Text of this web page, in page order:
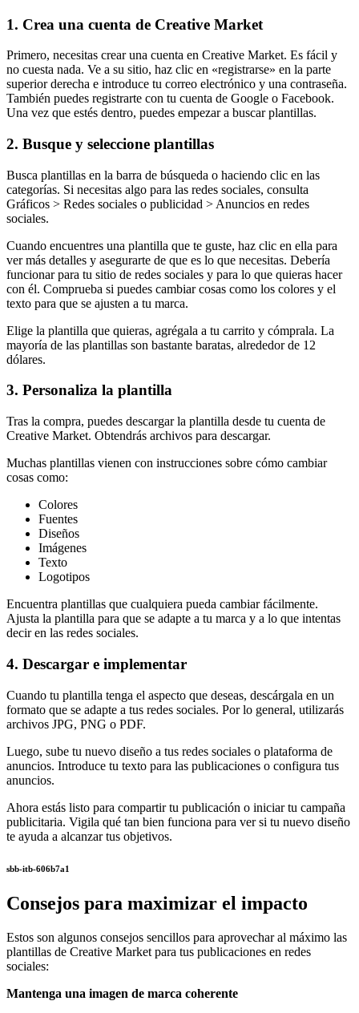
1. Crea una cuenta de Creative Market
Primero, necesitas crear una cuenta en Creative Market. Es fácil y
no cuesta nada. Ve a su sitio, haz clic en «registrarse» en la parte
superior derecha e introduce tu correo electrónico y una contraseña.
También puedes registrarte con tu cuenta de Google o Facebook.
Una vez que estés dentro, puedes empezar a buscar plantillas.
2. Busque y seleccione plantillas
Busca plantillas en la barra de búsqueda o haciendo clic en las
categorías. Si necesitas algo para las redes sociales, consulta
Gráficos > Redes sociales o publicidad > Anuncios en redes
sociales.
Cuando encuentres una plantilla que te guste, haz clic en ella para
ver más detalles y asegurarte de que es lo que necesitas. Debería
funcionar para tu sitio de redes sociales y para lo que quieras hacer
con él. Comprueba si puedes cambiar cosas como los colores y el
texto para que se ajusten a tu marca.
Elige la plantilla que quieras, agrégala a tu carrito y cómprala. La
mayoría de las plantillas son bastante baratas, alrededor de 12
dólares.
3. Personaliza la plantilla
Tras la compra, puedes descargar la plantilla desde tu cuenta de
Creative Market. Obtendrás archivos para descargar.
Muchas plantillas vienen con instrucciones sobre cómo cambiar
cosas como:
Colores
Fuentes
Diseños
Imágenes
Texto
Logotipos
Encuentra plantillas que cualquiera pueda cambiar fácilmente.
Ajusta la plantilla para que se adapte a tu marca y a lo que intentas
decir en las redes sociales.
4. Descargar e implementar
Cuando tu plantilla tenga el aspecto que deseas, descárgala en un
formato que se adapte a tus redes sociales. Por lo general, utilizarás
archivos JPG, PNG o PDF.
Luego, sube tu nuevo diseño a tus redes sociales o plataforma de
anuncios. Introduce tu texto para las publicaciones o configura tus
anuncios.
Ahora estás listo para compartir tu publicación o iniciar tu campaña
publicitaria. Vigila qué tan bien funciona para ver si tu nuevo diseño
te ayuda a alcanzar tus objetivos.
sbb-itb-606b7a1
Consejos para maximizar el impacto
Estos son algunos consejos sencillos para aprovechar al máximo las
plantillas de Creative Market para tus publicaciones en redes
sociales:
Mantenga una imagen de marca coherente